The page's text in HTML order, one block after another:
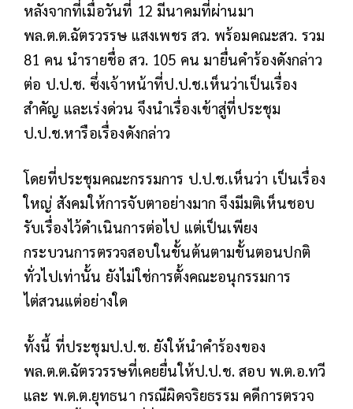
หลังจากที่เมื่อวันที่ 12 มีนาคมที่ผ่านมา
พล.ต.ต.ฉัตรวรรษ แสงเพชร สว. พร้อมคณะสว. รวม
81 คน นำรายชื่อ สว. 105 คน มายื่นคำร้องดังกล่าว
ต่อ ป.ป.ช. ซึ่งเจ้าหน้าที่ป.ป.ช.เห็นว่าเป็นเรื่อง
สำคัญ และเร่งด่วน จึงนำเรื่องเข้าสู่ที่ประชุม
ป.ป.ช.หารือเรื่องดังกล่าว
โดยที่ประชุมคณะกรรมการ ป.ป.ช.เห็นว่า เป็นเรื่อง
ใหญ่ สังคมให้การจับตาอย่างมาก จึงมีมติเห็นชอบ
รับเรื่องไว้ดำเนินการต่อไป แต่เป็นเพียง
กระบวนการตรวจสอบในขั้นต้นตามขั้นตอนปกติ
ทั่วไปเท่านั้น ยังไม่ใช่การตั้งคณะอนุกรรมการ
ไต่สวนแต่อย่างใด
ทั้งนี้ ที่ประชุมป.ป.ช. ยังให้นำคำร้องของ
พล.ต.ต.ฉัตรวรรษที่เคยยื่นให้ป.ป.ช. สอบ พ.ต.อ.ทวี
และ พ.ต.ต.ยุทธนา กรณีผิดจริยธรรม คดีการตรวจ